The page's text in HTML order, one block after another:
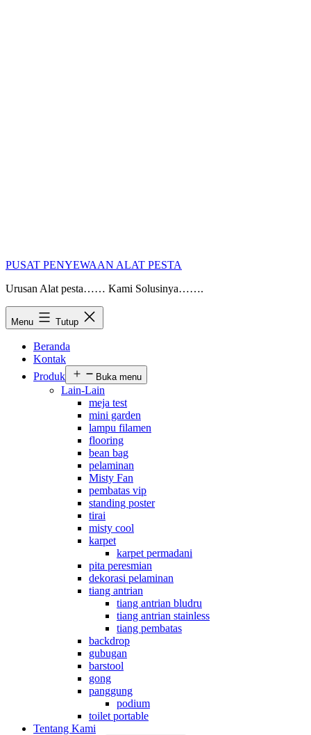
PUSAT PENYEWAAN ALAT PESTA
Urusan Alat pesta…… Kami Solusinya…….
Menu Tutup
Beranda
Kontak
Produk
Buka menu
Lain-Lain
meja test
mini garden
lampu filamen
flooring
bean bag
pelaminan
Misty Fan
pembatas vip
standing poster
tirai
misty cool
karpet
karpet permadani
pita peresmian
dekorasi pelaminan
tiang antrian
tiang antrian bludru
tiang antrian stainless
tiang pembatas
backdrop
gubugan
barstool
gong
panggung
podium
toilet portable
Tentang Kami